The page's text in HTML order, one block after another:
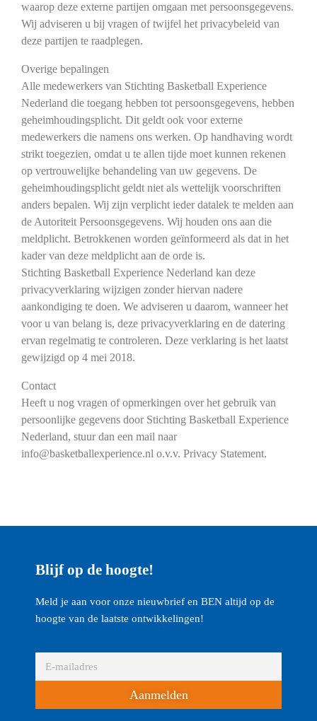
waarop deze externe partijen omgaan met persoonsgegevens.
Wij adviseren u bij vragen of twijfel het privacybeleid van
deze partijen te raadplegen.
Overige bepalingen
Alle medewerkers van Stichting Basketball Experience
Nederland die toegang hebben tot persoonsgegevens, hebben
geheimhoudingsplicht. Dit geldt ook voor externe
medewerkers die namens ons werken. Op handhaving wordt
strikt toegezien, omdat u te allen tijde moet kunnen rekenen
op vertrouwelijke behandeling van uw gegevens. De
geheimhoudingsplicht geldt niet als wettelijk voorschriften
anders bepalen. Wij zijn verplicht ieder datalek te melden aan
de Autoriteit Persoonsgegevens. Wij houden ons aan die
meldplicht. Betrokkenen worden geïnformeerd als dat in het
kader van deze meldplicht aan de orde is.
Stichting Basketball Experience Nederland kan deze
privacyverklaring wijzigen zonder hiervan nadere
aankondiging te doen. We adviseren u daarom, wanneer het
voor u van belang is, deze privacyverklaring en de datering
ervan regelmatig te controleren. Deze verklaring is het laatst
gewijzigd op 4 mei 2018.
Contact
Heeft u nog vragen of opmerkingen over het gebruik van
persoonlijke gegevens door Stichting Basketball Experience
Nederland, stuur dan een mail naar
info@basketballexperience.nl o.v.v. Privacy Statement.
Blijf op de hoogte!
Meld je aan voor onze nieuwbrief en BEN altijd op de
hoogte van de laatste ontwikkelingen!
Aanmelden